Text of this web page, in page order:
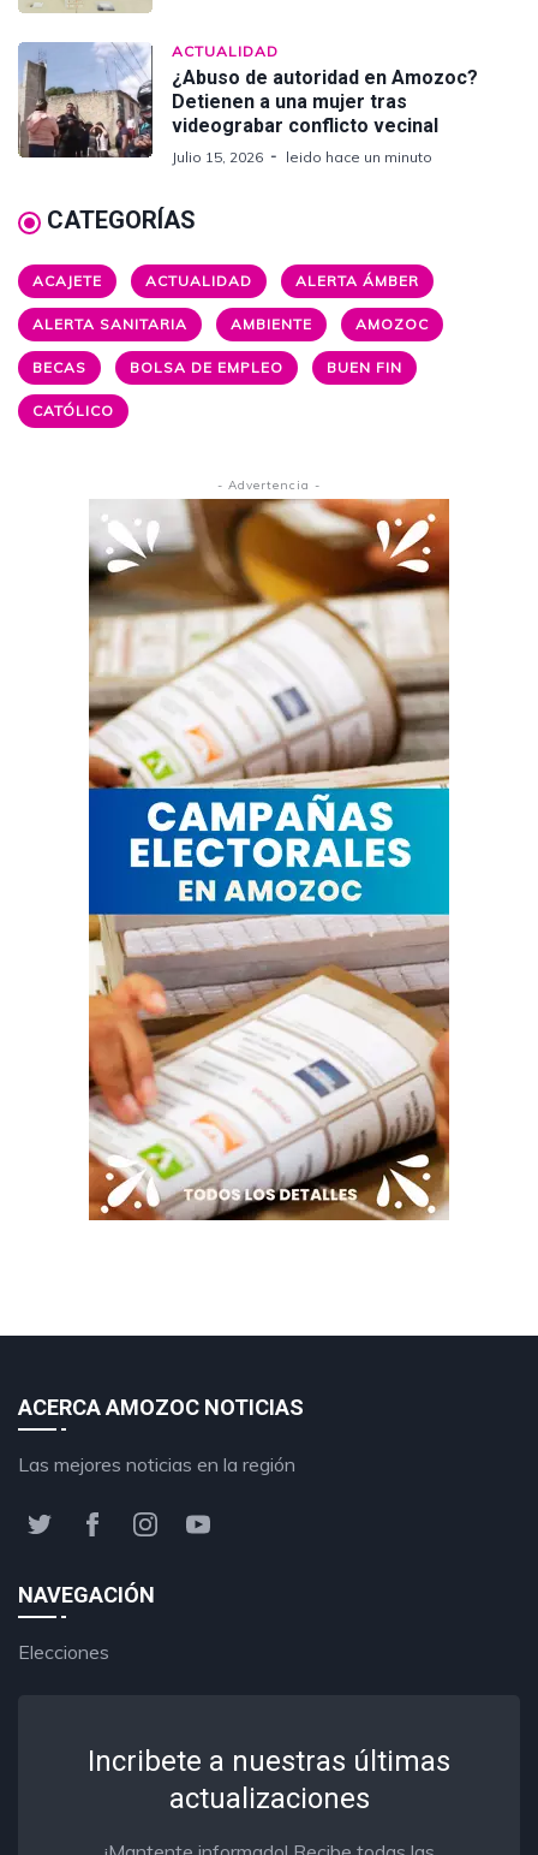
ACTUALIDAD
¿Abuso de autoridad en Amozoc?
Detienen a una mujer tras
videograbar conflicto vecinal
Julio 15, 2026 leido hace un minuto
CATEGORÍAS
ACAJETE ACTUALIDAD ALERTA ÁMBER
ALERTA SANITARIA AMBIENTE AMOZOC
BECAS BOLSA DE EMPLEO BUEN FIN
CATÓLICO
- Advertencia -
ACERCA AMOZOC NOTICIAS
Las mejores noticias en la región
NAVEGACIÓN
Elecciones
Incribete a nuestras últimas
actualizaciones